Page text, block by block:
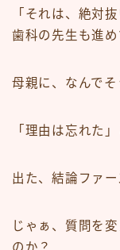
「それは、絶対
歯科の先生も進め
母親に、なんでそ
「理由は忘れた」
出た、結論ファ
じゃぁ、質問を
のか？